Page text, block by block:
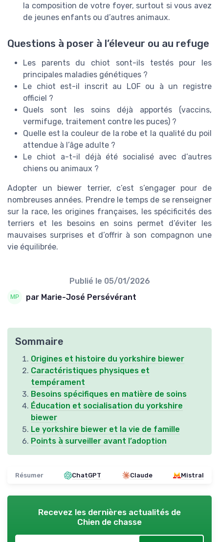
la composition de votre foyer, surtout si vous avez
de jeunes enfants ou d’autres animaux.
Questions à poser à l’éleveur ou au refuge
Les parents du chiot sont-ils testés pour les
principales maladies génétiques ?
Le chiot est-il inscrit au LOF ou à un registre
officiel ?
Quels sont les soins déjà apportés (vaccins,
vermifuge, traitement contre les puces) ?
Quelle est la couleur de la robe et la qualité du poil
attendue à l’âge adulte ?
Le chiot a-t-il déjà été socialisé avec d’autres
chiens ou animaux ?
Adopter un biewer terrier, c’est s’engager pour de
nombreuses années. Prendre le temps de se renseigner
sur la race, les origines françaises, les spécificités des
terriers et les besoins en soins permet d’éviter les
mauvaises surprises et d’offrir à son compagnon une
vie équilibrée.
Publié le 05/01/2026
par Marie-José Persévérant
Sommaire
Origines et histoire du yorkshire biewer
Caractéristiques physiques et
tempérament
Besoins spécifiques en matière de soins
Éducation et socialisation du yorkshire
biewer
Le yorkshire biewer et la vie de famille
Points à surveiller avant l’adoption
Résumer ChatGPT Claude Mistral
Recevez les dernières actualités de
Chien de chasse